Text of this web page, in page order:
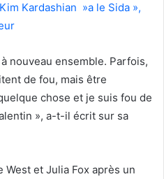
Kardashian »a le Sida »,
nouveau ensemble. Parfois,
de fou, mais être
chose et je suis fou de
», a-t-il écrit sur sa